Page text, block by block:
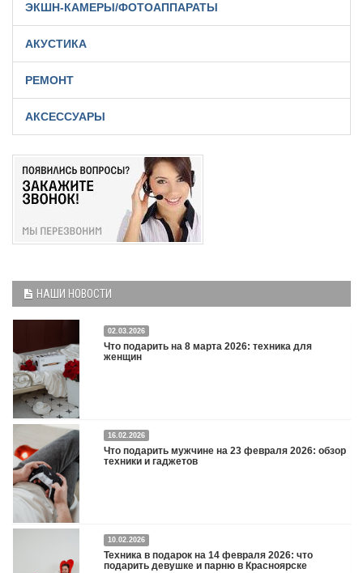
ЭКШН-КАМЕРЫ/ФОТОАППАРАТЫ
АКУСТИКА
РЕМОНТ
АКСЕССУАРЫ
НАШИ НОВОСТИ
02.03.2026
Что подарить на 8 марта 2026: техника для
женщин
Что подарить на 8 марта 2026: техника для женщин
16.02.2026
Что подарить мужчине на 23 февраля 2026: обзор
техники и гаджетов
Двадцать третье февраля — праздник, на который мужчины делают вид, что им
все равно. А потом три дня рассказывают коллегам, какую колонку / приставку /
камеру им подарили. Не верьте словам — верьте глазам, которые загораются
10.02.2026
Техника в подарок на 14 февраля 2026: что
подарить девушке и парню в Красноярске